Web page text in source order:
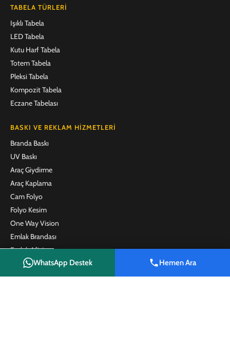
WishlistCart My account
TABELA TÜRLERI
Işıklı Tabela
LED Tabela
Kutu Harf Tabela
Totem Tabela
Pleksi Tabela
Kompozit Tabela
Eczane Tabelası
BASKI VE REKLAM HIZMETLERI
Branda Baskı
UV Baskı
Araç Giydirme
Araç Kaplama
Cam Folyo
Folyo Kesim
One Way Vision
Emlak Brandası
Emlak Afişi
Satılık Tabelası
Kafe ve Restoran Menü Baskı
WhatsApp Destek Hemen Ara